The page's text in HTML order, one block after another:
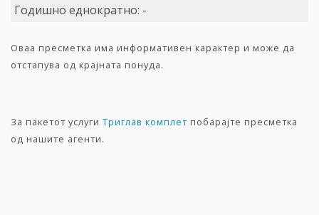
Годишно еднократно: -
Оваа пресметка има информативен карактер и може да
отстапува од крајната понуда.
За пакетот услуги Триглав комплет побарајте пресметка
од нашите агенти.